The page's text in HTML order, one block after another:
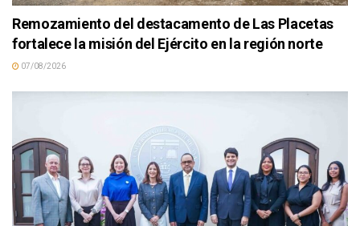
Remozamiento del destacamento de Las Placetas
fortalece la misión del Ejército en la región norte
07/08/2026